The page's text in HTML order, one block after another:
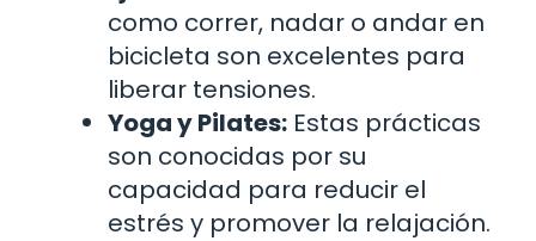
como correr, nadar o andar en
bicicleta son excelentes para
liberar tensiones.
Yoga y Pilates: Estas prácticas
son conocidas por su
capacidad para reducir el
estrés y promover la relajación.